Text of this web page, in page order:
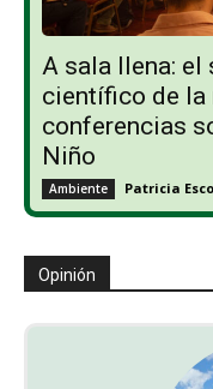
A sala llena:
científico de la
conferencias
Niño
Ambiente Patricia
Opinión